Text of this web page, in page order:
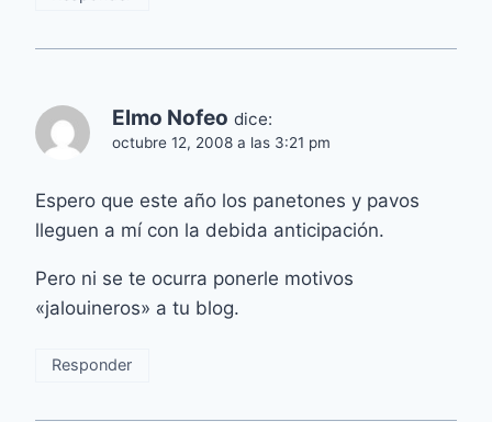
Elmo Nofeo dice:
octubre 12, 2008 a las 3:21 pm
Espero que este año los panetones y pavos
lleguen a mí con la debida anticipación.
Pero ni se te ocurra ponerle motivos
«jalouineros» a tu blog.
Responder